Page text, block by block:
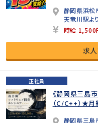
静岡県浜松
天竜川駅よ
時給 1,500
求
正社員
《静岡県三島
（C/C++）★
静岡県三島